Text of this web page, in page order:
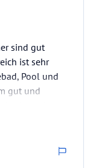
sind gut
ist sehr
Pool und
gut und
Käse und